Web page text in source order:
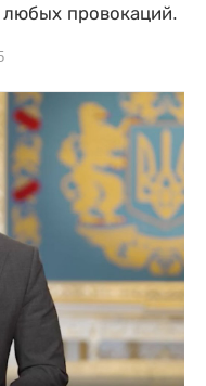
любых провокаций.